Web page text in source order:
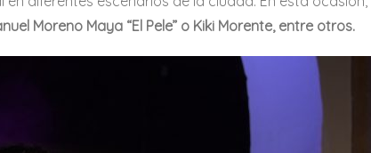
Moreno Maya “El Pele” o Kiki Morente, entre otros.